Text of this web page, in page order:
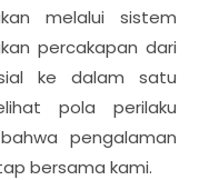
melalui sistem
percakapan dari
ke dalam satu
pola perilaku
pengalaman
bersama kami.